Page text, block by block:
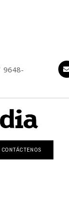
9648-
CONTÁCTENOS